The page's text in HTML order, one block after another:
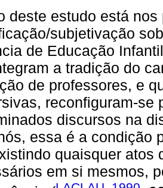
deste estudo está
subjetivação
de Educação
a tradição do
de professores, e
reconfiguram-se
discursos na
essa é a condição
quaisquer atos
em si mesmos,